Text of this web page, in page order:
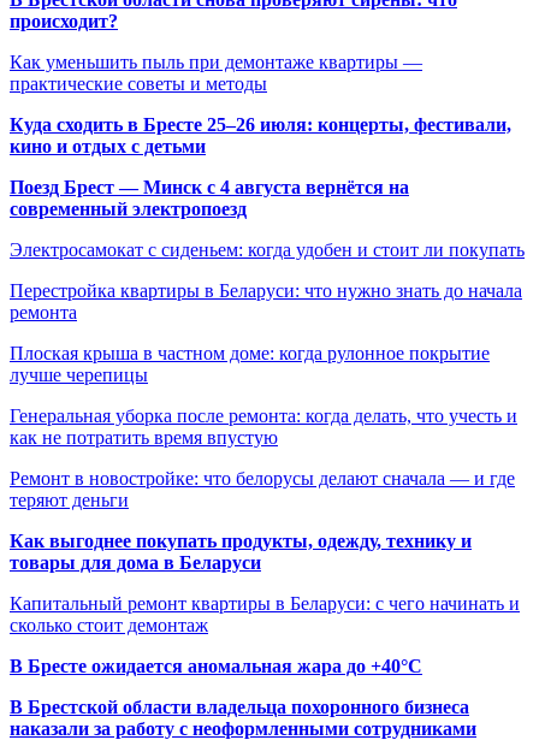
происходит?
Как уменьшить пыль при демонтаже квартиры —
практические советы и методы
Куда сходить в Бресте 25–26 июля: концерты, фестивали,
кино и отдых с детьми
Поезд Брест — Минск с 4 августа вернётся на
современный электропоезд
Электросамокат с сиденьем: когда удобен и стоит ли покупать
Перестройка квартиры в Беларуси: что нужно знать до начала
ремонта
Плоская крыша в частном доме: когда рулонное покрытие
лучше черепицы
Генеральная уборка после ремонта: когда делать, что учесть и
как не потратить время впустую
Ремонт в новостройке: что белорусы делают сначала — и где
теряют деньги
Как выгоднее покупать продукты, одежду, технику и
товары для дома в Беларуси
Капитальный ремонт квартиры в Беларуси: с чего начинать и
сколько стоит демонтаж
В Бресте ожидается аномальная жара до +40°C
В Брестской области владельца похоронного бизнеса
наказали за работу с неоформленными сотрудниками